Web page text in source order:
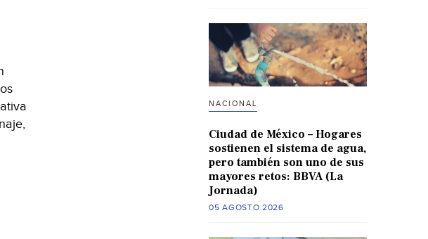
NACIONAL
Ciudad de México – Hogares
sostienen el sistema de agua,
pero también son uno de sus
mayores retos: BBVA (La
Jornada)
05 AGOSTO 2026